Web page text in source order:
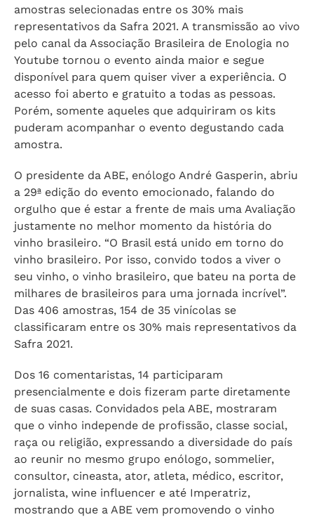
amostras selecionadas entre os 30% mais
representativos da Safra 2021. A transmissão ao vivo
pelo canal da Associação Brasileira de Enologia no
Youtube tornou o evento ainda maior e segue
disponível para quem quiser viver a experiência. O
acesso foi aberto e gratuito a todas as pessoas.
Porém, somente aqueles que adquiriram os kits
puderam acompanhar o evento degustando cada
amostra.
O presidente da ABE, enólogo André Gasperin, abriu
a 29ª edição do evento emocionado, falando do
orgulho que é estar a frente de mais uma Avaliação
justamente no melhor momento da história do
vinho brasileiro. “O Brasil está unido em torno do
vinho brasileiro. Por isso, convido todos a viver o
seu vinho, o vinho brasileiro, que bateu na porta de
milhares de brasileiros para uma jornada incrível”.
Das 406 amostras, 154 de 35 vinícolas se
classificaram entre os 30% mais representativos da
Safra 2021.
Dos 16 comentaristas, 14 participaram
presencialmente e dois fizeram parte diretamente
de suas casas. Convidados pela ABE, mostraram
que o vinho independe de profissão, classe social,
raça ou religião, expressando a diversidade do país
ao reunir no mesmo grupo enólogo, sommelier,
consultor, cineasta, ator, atleta, médico, escritor,
jornalista, wine influencer e até Imperatriz,
mostrando que a ABE vem promovendo o vinho